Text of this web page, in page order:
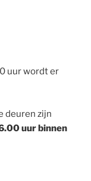
uur wordt er
deuren zijn
uur binnen